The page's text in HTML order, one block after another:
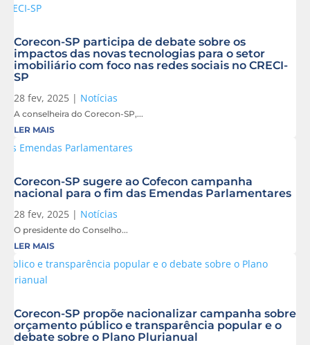
Corecon-SP participa de debate sobre os
impactos das novas tecnologias para o setor
imobiliário com foco nas redes sociais no CRECI-
SP
28 fev, 2025 | Notícias
A conselheira do Corecon-SP,...
LER MAIS
Corecon-SP sugere ao Cofecon campanha
nacional para o fim das Emendas Parlamentares
28 fev, 2025 | Notícias
O presidente do Conselho...
LER MAIS
Corecon-SP propõe nacionalizar campanha sobre
orçamento público e transparência popular e o
debate sobre o Plano Plurianual